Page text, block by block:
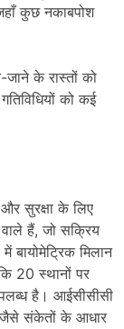
कुछ नकाबपोश
के रास्तों को
को कई
सुरक्षा के लिए
हैं, जो सक्रिय
बायोमेट्रिक मिलान
20 स्थानों पर
है। आईसीसीसी
जैसे संकेतों के आधार